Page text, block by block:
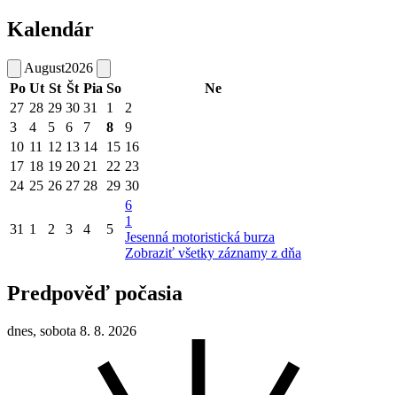
Kalendár
August2026
Po Ut St Št Pia So
Ne
27 28 29 30 31 1
2
3
4 5 6 7 8
9
10 11 12 13 14 15 16
17 18 19 20 21 22 23
24 25 26 27 28 29 30
31 1 2 3 4 5
6
1
Jesenná motoristická burza
Zobraziť všetky záznamy z dňa
Predpověď počasia
dnes, sobota 8. 8. 2026